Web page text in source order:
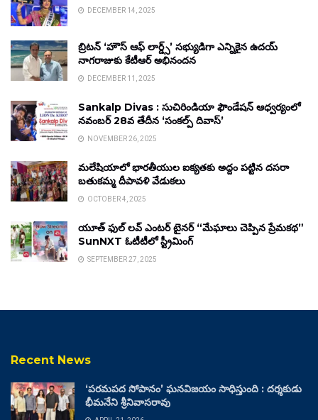
DECEMBER 14, 2025
బ్రిటన్ ‘హౌస్ ఆఫ్ లార్డ్స్’ సభ్యుడిగా ఎన్నికైన ఉదయ్
నాగరాజుకు కేటీఆర్ అభినందన
DECEMBER 11, 2025
Sankalp Divas : సుచిరిండియా ఫౌండేషన్ ఆధ్వర్యంలో
నవంబర్ 28వ తేదీన ‘సంకల్ప్ దివాస్’
NOVEMBER 26, 2025
మలేషియాలో భారతీయుల ఐక్యతకు అద్దం పట్టిన దసరా
బతుకమ్మ దీపావళి వేడుకలు
OCTOBER 4, 2025
యూత్ ఫుల్ లవ్ ఎంటర్ టైనర్ “మేఘాలు చెప్పిన ప్రేమకథ”
SunNXT ఓటీటీలో స్ట్రీమింగ్
SEPTEMBER 27, 2025
Recent News
‘పరమపద సోపానం’ ఘనవిజయం సాధిస్తుంది : దర్శకుడు
భీమనేని శ్రీనివాసరావు